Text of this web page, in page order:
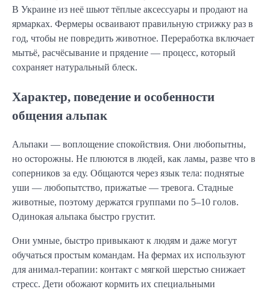
В Украине из неё шьют тёплые аксессуары и продают на
ярмарках. Фермеры осваивают правильную стрижку раз в
год, чтобы не повредить животное. Переработка включает
мытьё, расчёсывание и прядение — процесс, который
сохраняет натуральный блеск.
Характер, поведение и особенности
общения альпак
Альпаки — воплощение спокойствия. Они любопытны,
но осторожны. Не плюются в людей, как ламы, разве что в
соперников за еду. Общаются через язык тела: поднятые
уши — любопытство, прижатые — тревога. Стадные
животные, поэтому держатся группами по 5–10 голов.
Одинокая альпака быстро грустит.
Они умные, быстро привыкают к людям и даже могут
обучаться простым командам. На фермах их используют
для анимал-терапии: контакт с мягкой шерстью снижает
стресс. Дети обожают кормить их специальными